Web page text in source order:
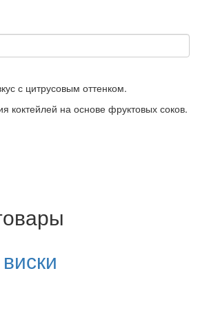
с цитрусовым оттенком.
коктейлей на основе фруктовых соков.